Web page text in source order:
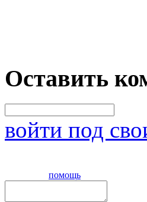
Оставить
войти под
помощь